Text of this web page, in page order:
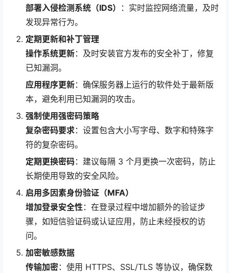
部署入侵检测系统（IDS）
：实时监控网络流量，及时
发现异常行为。
定期更新和补丁管理
操作系统更新：及时安装官方发布的安全补丁，修复
已知漏洞。
应用程序更新：确保服务器上运行的软件处于最新版
本，避免利用已知漏洞的攻击。
强制使用强密码策略
复杂密码要求：设置包含大小写字母、数字和特殊字
符的复杂密码。
定期更换密码：建议每隔 3 个月更换一次密码，防止
长期使用导致的安全风险。
启用多因素身份验证（MFA）
增加登录安全性：在登录过程中增加额外的验证步
骤，如短信验证码或认证应用，防止未经授权的访
问。
加密敏感数据
传输加密：使用 HTTPS、SSL/TLS 等协议，确保数